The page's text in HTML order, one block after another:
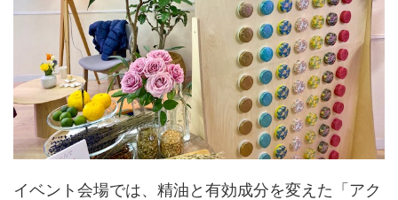
イベント会場では、精油と有効成分を変えた「アク